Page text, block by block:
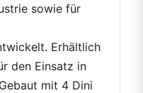
sowie für
Erhältlich
den Einsatz in
mit 4 Dini